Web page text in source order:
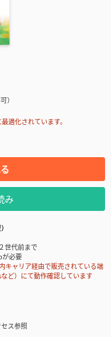
）
適化されています。
み
世代前まで
が必要
ャリア経由で販売されている端
ど）にて動作確認しています
ス参照